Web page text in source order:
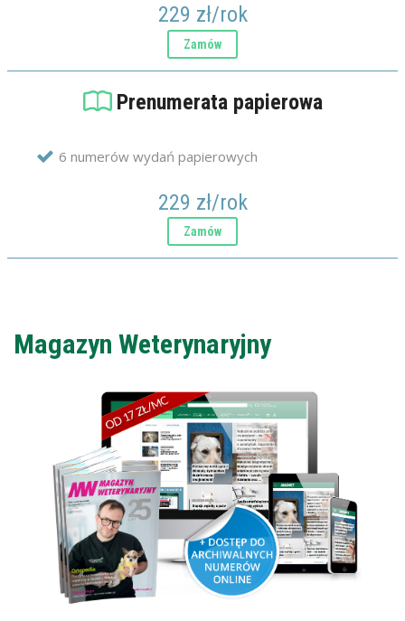
229 zł/rok
Prenumerata papierowa
6 numerów wydań papierowych
229 zł/rok
Magazyn Weterynaryjny